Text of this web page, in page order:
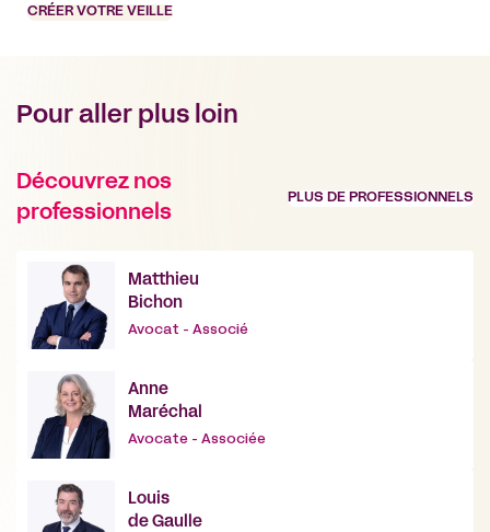
CRÉER VOTRE VEILLE
Pour aller plus loin
Découvrez nos
professionnels
PLUS DE PROFESSIONNELS
Matthieu
Bichon
Avocat - Associé
Anne
Maréchal
Avocate - Associée
Louis
de Gaulle